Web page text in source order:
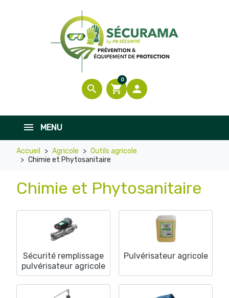
search shopping_cart
0

MENU
Accueil Agricole
Outils agricole
Chimie et Phytosanitaire
Chimie et Phytosanitaire
Sécurité remplissage
pulvérisateur agricole
Pulvérisateur agricole